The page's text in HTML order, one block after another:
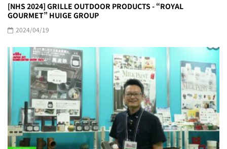
[NHS 2024] GRILLE OUTDOOR PRODUCTS - “ROYAL
GOURMET” HUIGE GROUP
2024/04/19